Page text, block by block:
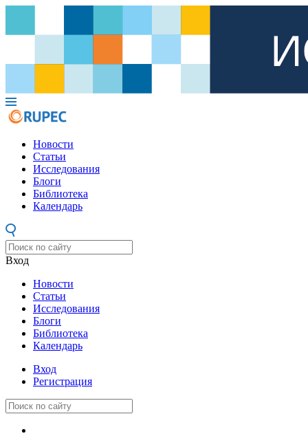
Новости
Статьи
Исследования
Блоги
Библиотека
Календарь
Вход
Новости
Статьи
Исследования
Блоги
Библиотека
Календарь
Вход
Регистрация